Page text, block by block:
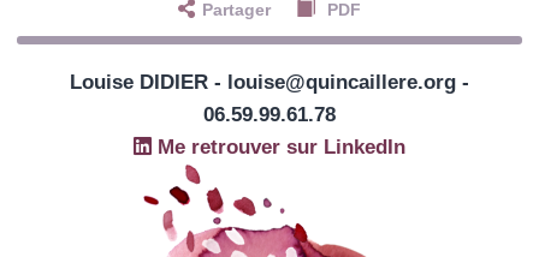
Partager PDF
Louise DIDIER - louise@quincaillere.org -
06.59.99.61.78
Me retrouver sur LinkedIn